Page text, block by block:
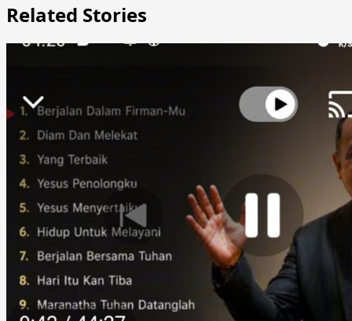
Related Stories